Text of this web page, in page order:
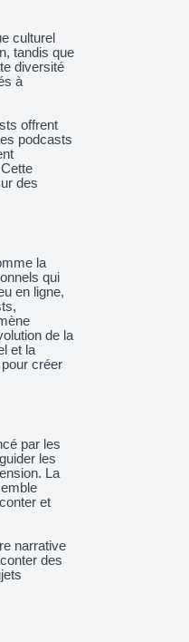
culturel
tandis que
diversité
à
offrent
podcasts
des
la
qui
en ligne,
de la
et la
créer
par les
les
La
et
narrative
des